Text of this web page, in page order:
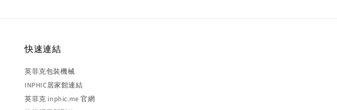
快速連結
英菲克包裝機械
INPHIC居家館連結
英菲克 inphic.me 官網